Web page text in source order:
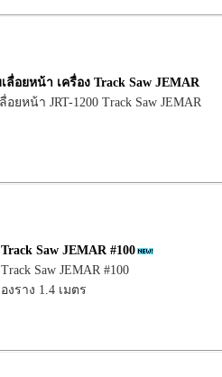
ลื่อยหน้า เครื่อง Track Saw JEMAR
ยหน้า JRT-1200 Track Saw JEMAR
Saw JEMAR #100
Saw JEMAR #100
งราง 1.4 เมตร